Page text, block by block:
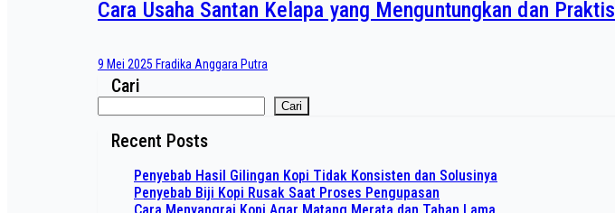
Cara Usaha Santan Kelapa yang Menguntungkan dan Praktis
9 Mei 2025 Fradika Anggara Putra
Cari
Cari
Recent Posts
Penyebab Hasil Gilingan Kopi Tidak Konsisten dan Solusinya
Penyebab Biji Kopi Rusak Saat Proses Pengupasan